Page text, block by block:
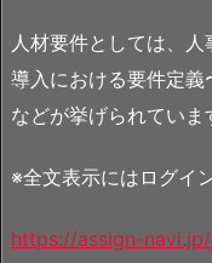
人材要件としては、
導入における要件定
などが挙げられていま
※全文表示にはログイ
https://assign-